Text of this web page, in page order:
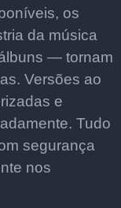
os
da música
— tornam
Versões ao
e
Tudo
segurança
nos